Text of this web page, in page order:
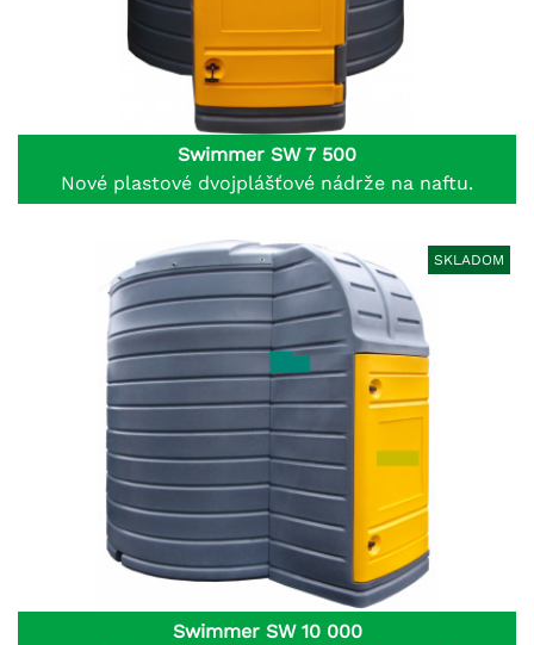
Swimmer SW 7 500
Nové plastové dvojplášťové nádrže na naftu.
SKLADOM
Swimmer SW 10 000